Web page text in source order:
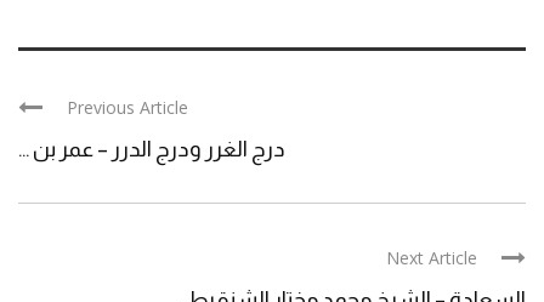
Previous Article
درج الغرر ودرج الدرر – عمر بن ...
Next Article